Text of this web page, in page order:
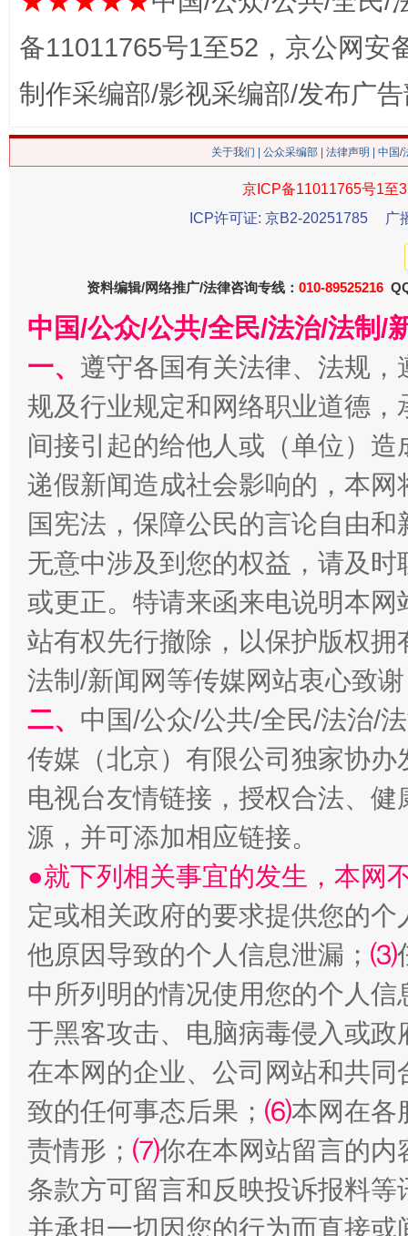
在谋一域中谋全局
“刷贴”乱象丛生
生
揭批美国五大"原罪" "炒
站台名比不上好声名
备11011765号1至52，京公网安
制作采编部/影视采编部/发布广
关于我们 公众采编部 法律声明 | 中国
京ICP备11011765号1至
ICP许可证: 京B2-20251785
广
资料编辑/网络推广/法律咨询专线： 010-89525216
中国/公众/公共/全民/法治/法制/
一、 遵守各国有关法律、法规
规及行业规定和网络职业道德
间接引起的给他人或（单位）
递假新闻造成社会影响的，本
国宪法，保障公民的言论自由
无意中涉及到您的权益，请及
或更正。特请来函来电说明本
站有权先行撤除，以保护版权
法制/新闻网等传媒网站衷心致
二、 中国/公众/公共/全民/法治/
传媒（北京）有限公司独家协
电视台友情链接，授权合法、
源，并可添加相应链接。
●就下列相关事宜的发生，本网
定或相关政府的要求提供您的个
他原因导致的个人信息泄漏； ⑶
中所列明的情况使用您的个人
于黑客攻击、电脑病毒侵入或
在本网的企业、公司网站和共
致的任何事态后果； ⑹本网在各
责情形； ⑺你在本网站留言的内
条款方可留言和反映投诉报料
并承担一切因您的行为而直接